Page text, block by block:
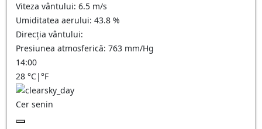
Viteza vântului: 6.5 m/s
Umiditatea aerului: 43.8 %
Direcția vântului:
Presiunea atmosferică: 763 mm/Hg
14:00
28 °C|°F
Cer senin